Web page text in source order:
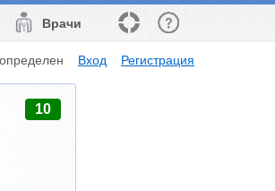
Врачи
Вход Регистрация
10